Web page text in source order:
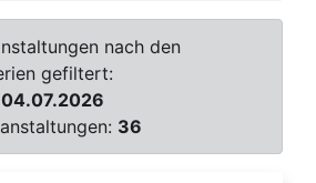
nach den
gefiltert:
36